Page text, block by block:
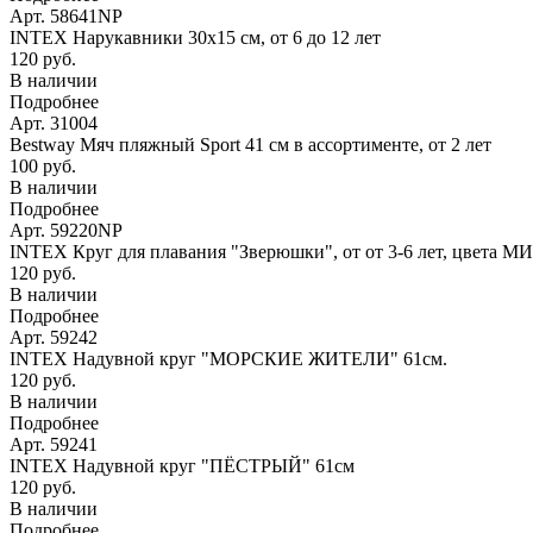
Арт. 58641NP
INTEX Нарукавники 30х15 см, от 6 до 12 лет
120 руб.
В наличии
Подробнее
Арт. 31004
Bestway Мяч пляжный Sport 41 см в ассортименте, от 2 лет
100 руб.
В наличии
Подробнее
Арт. 59220NP
INTEX Круг для плавания "Зверюшки", от от 3-6 лет, цвета
120 руб.
В наличии
Подробнее
Арт. 59242
INTEX Надувной круг "МОРСКИЕ ЖИТЕЛИ" 61см.
120 руб.
В наличии
Подробнее
Арт. 59241
INTEX Надувной круг "ПЁСТРЫЙ" 61см
120 руб.
В наличии